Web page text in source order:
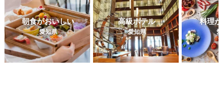
朝食がおいしい
愛知県
高級ホテル
愛知県
料理